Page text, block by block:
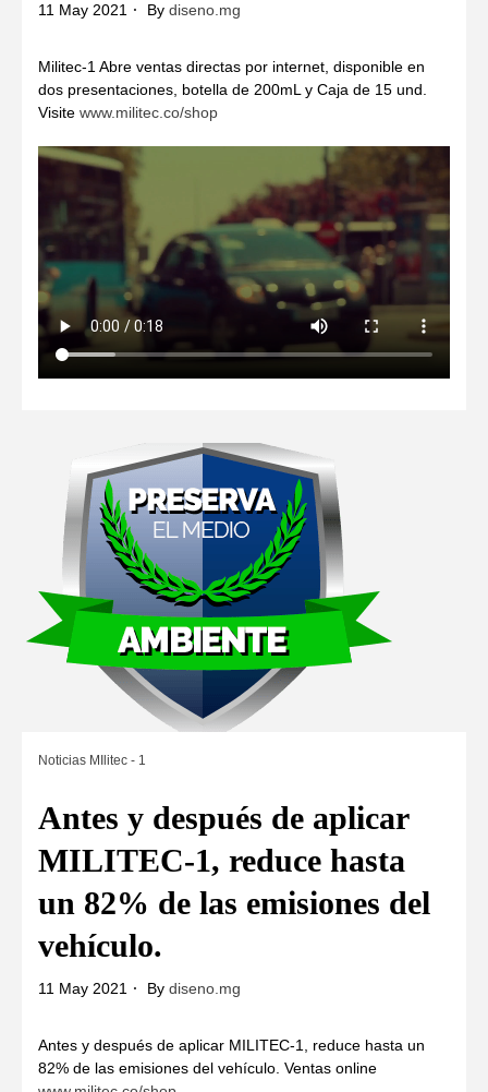
11 May 2021 By diseno.mg
Militec-1 Abre ventas directas por internet, disponible en
dos presentaciones, botella de 200mL y Caja de 15 und.
Visite www.militec.co/shop
Noticias MIlitec - 1
Antes y después de aplicar
MILITEC-1, reduce hasta
un 82% de las emisiones del
vehículo.
11 May 2021 By diseno.mg
Antes y después de aplicar MILITEC-1, reduce hasta un
82% de las emisiones del vehículo. Ventas online